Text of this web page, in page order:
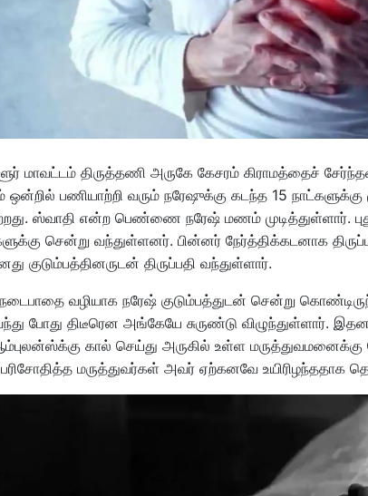
மாவட்டம் திருத்தணி அருகே கேசரம் கிராமத்தைச்
ஒன்றில் பணியாற்றி வரும் நரேஷுக்கு கடந்த 15
ஸ்வாதி என்ற பெண்ணை நரேஷ் மணம் முடித்துள்ளார்.
சென்று வந்துள்ளனர். பின்னர் நேர்த்திக்கடனாக
குடும்பத்தினருடன் திருப்பதி வந்துள்ளார்.
நடைபாதை வழியாக நரேஷ் குடும்பத்துடன் சென்று
போது திடீரென அங்கேயே சுருண்டு விழுந்துள்ளார்.
கால் செய்து அருகில் உள்ள
மருத்துவர்கள் அவர் ஏற்கனவே உயிரிழந்ததாக